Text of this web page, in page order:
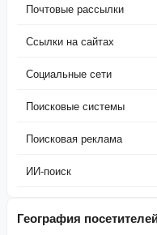
Почтовые рассылки
Ссылки на сайтах
Социальные сети
Поисковые системы
Поисковая реклама
ИИ-поиск
География